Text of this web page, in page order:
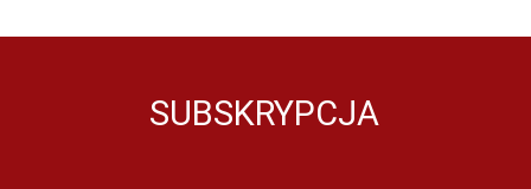
SUBSKRYPCJA